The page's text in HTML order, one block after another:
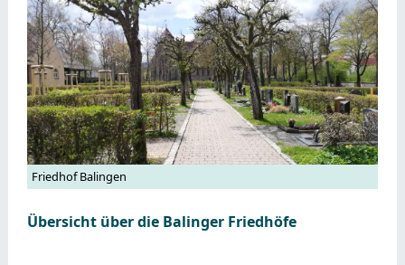
Friedhof Balingen
Übersicht über die Balinger Friedhöfe